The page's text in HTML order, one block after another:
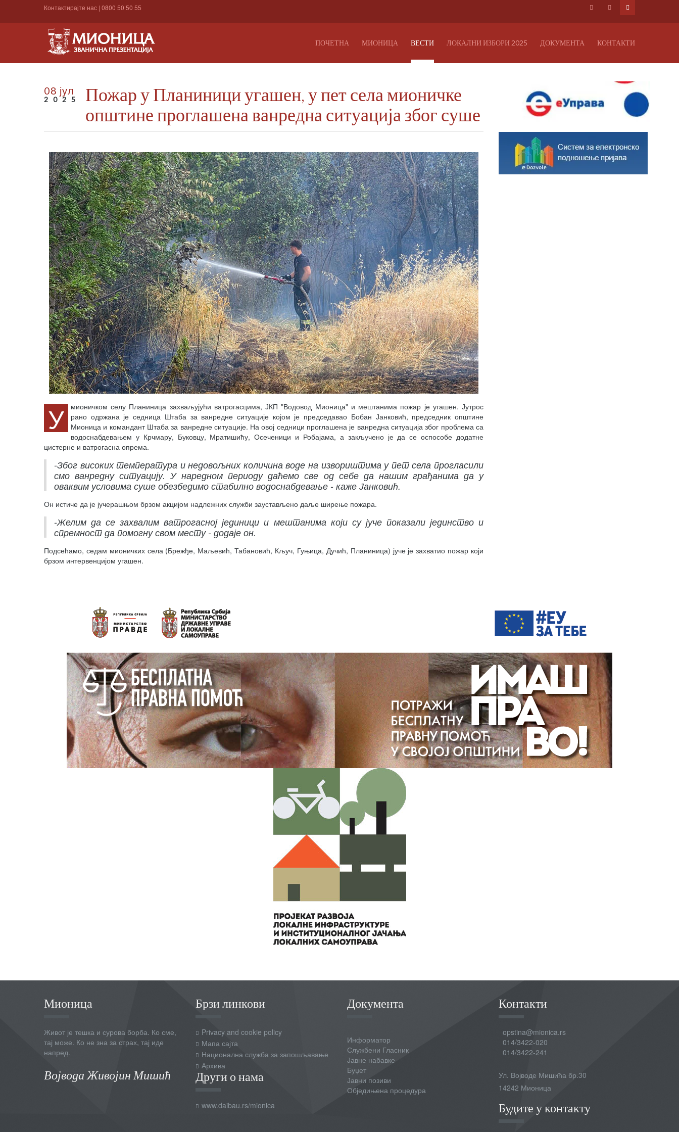
Контактирајте нас | 0800 50 50 55
ПОЧЕТНА МИОНИЦА ВЕСТИ ЛОКАЛНИ ИЗБОРИ 2025 ДОКУМЕНТА КОНТАКТИ
08 јул
2025
Пожар у Планиници угашен, у пет села мионичке
општине проглашена ванредна ситуација због суше
У
мионичком селу Планиница захваљујући ватрогасцима, ЈКП "Водовод Мионица" и мештанима пожар је угашен. Јутрос
рано одржана је седница Штаба за ванредне ситуације којом је председавао Бобан Јанковић, председник општине
Мионица и командант Штаба за ванредне ситуације. На овој седници проглашена је ванредна ситуација због проблема са
водоснабдевањем у Крчмару, Буковцу, Мратишићу, Осеченици и Робајама, а закључено је да се оспособе додатне
цистерне и ватрогасна опрема.
-Због високих температура и недовољних количина воде на извориштима у пет села прогласили
смо ванредну ситуацију. У наредном периоду даћемо све од себе да нашим грађанима да у
оваквим условима суше обезбедимо стабилно водоснабдевање - каже Јанковић.
Он истиче да је јучерашњом брзом акцијом надлежних служби заустављено даље ширење пожара.
-Желим да се захвалим ватрогасној јединици и мештанима који су јуче показали јединство и
спремност да помогну свом месту - додаје он.
Подсећамо, седам мионичких села (Брежђе, Маљевић, Табановић, Кључ, Гуњица, Дучић, Планиница) јуче је захватио пожар који
брзом интервенцијом угашен.
Мионица
Живот је тешка и сурова борба. Ко сме,
тај може. Ко не зна за страх, тај иде
напред.
Војвода Живојин Мишић
Брзи линкови
Privacy and cookie policy
Мапа сајта
Национална служба за запошљавање
Архива
Други о нама
www.daibau.rs/mionica
Документа
Информатор
Службени Гласник
Јавне набавке
Буџет
Јавни позиви
Обједињена процедура
Контакти
opstina@mionica.rs
014/3422-020
014/3422-241
Ул. Војводе Мишића бр.30
14242 Мионица
Будите у контакту